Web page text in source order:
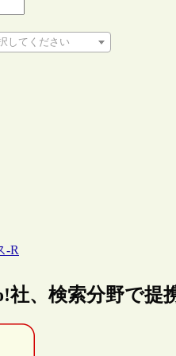
してください
い
-R
社、検索分野で提